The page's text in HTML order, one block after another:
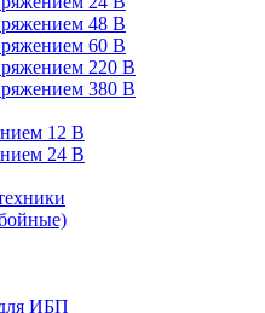
48 В
60 В
220 В
380 В
12 В
24 В
ИБП